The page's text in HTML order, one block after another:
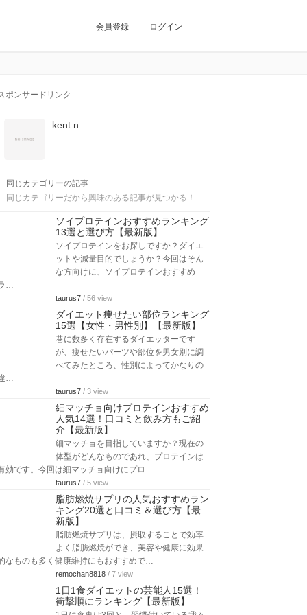
会員登録 ログイン
ポンサードリンク
kent.n
同じカテゴリーの記事
同じカテゴリーだから興味のある記事が見つかる！
ソイプロテインおすすめランキング
13選と選び方【最新版】
ソイプロテインをお探しですか？ダイエ
ットや減量目的でしょうか？今回はそん
な方向けに、ソイプロテインおすすめ
…
taurus7 / 56 view
ダイエット痩せたい部位ランキング
15選【女性・男性別】【最新版】
巷に数多く存在するダイエッターです
が、痩せたいパーツや部位を男女別に調
べてみたところ、性別によってかなりの
…
taurus7 / 3 view
細マッチョ向けプロテインおすすめ
人気14選！口コミと飲み方もご紹
介【最新版】
細マッチョを目指していますか？現在の
体型がどんなものであれ、プロテインは
効です。今回は細マッチョ向けにプロ…
taurus7 / 5 view
脂肪燃焼サプリの人気おすすめラン
キング20選と口コミ＆選び方【最
新版】
脂肪燃焼サプリは、摂取することで効率
よく脂肪燃焼ができ、美容や健康に効果
なものも多く健康維持にもおすすめで…
remochan8818 / 7 view
1日1食ダイエットの芸能人15選！
衝撃順にランキング【最新版】